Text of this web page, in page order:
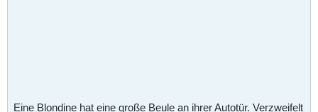
Eine Blondine hat eine große Beule an ihrer Autotür. Verzweifelt